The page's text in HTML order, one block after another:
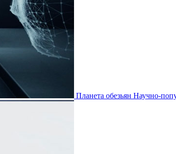
Планета обезьян Научно-